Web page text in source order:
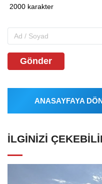
Gönder
ANASAYFAYA
İLGINIZI